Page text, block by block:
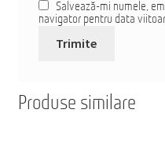
Salvează-mi numele,
navigator pentru data
Produse similare